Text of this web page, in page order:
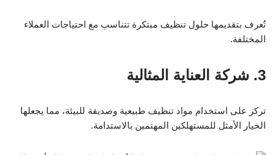
تُعرف بتقديمها حلول تنظيف مبتكرة تتناسب مع احتياجات العملاء
المختلفة.
3. شركة العناية المثالية
تركز على استخدام مواد تنظيف طبيعية وصديقة للبيئة، مما يجعلها
الخيار الأمثل للمستهلكين المهتمين بالاستدامة.